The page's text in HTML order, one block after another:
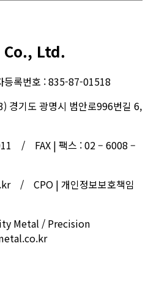
Co., Ltd.
등록번호 : 835-87-01518
경기도 광명시 범안로996번길 6,
/ FAX | 팩스 : 02 – 6008 –
/ CPO | 개인정보보호책임
Metal / Precision